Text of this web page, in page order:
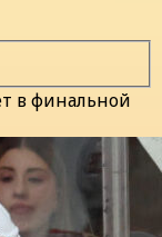
в финальной